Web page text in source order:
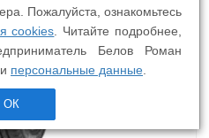
Пожалуйста, ознакомьтесь
cookies . Читайте подробнее,
Белов Роман
персональные данные
ОК